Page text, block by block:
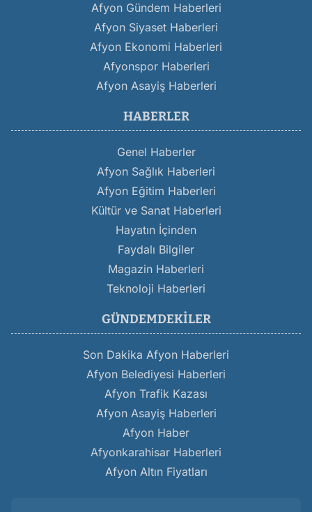
Afyon Gündem Haberleri
Afyon Siyaset Haberleri
Afyon Ekonomi Haberleri
Afyonspor Haberleri
Afyon Asayiş Haberleri
HABERLER
Genel Haberler
Afyon Sağlık Haberleri
Afyon Eğitim Haberleri
Kültür ve Sanat Haberleri
Hayatın İçinden
Faydalı Bilgiler
Magazin Haberleri
Teknoloji Haberleri
GÜNDEMDEKILER
Son Dakika Afyon Haberleri
Afyon Belediyesi Haberleri
Afyon Trafik Kazası
Afyon Asayiş Haberleri
Afyon Haber
Afyonkarahisar Haberleri
Afyon Altın Fiyatları